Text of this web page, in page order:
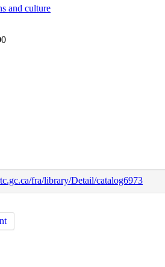
and culture
fra/library/Detail/catalog6973